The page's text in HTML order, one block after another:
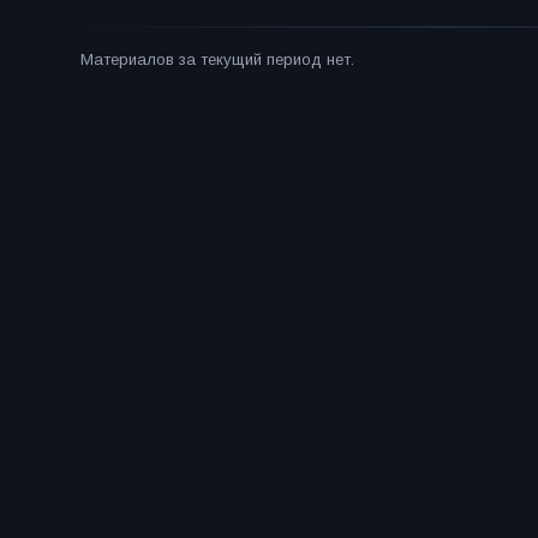
Материалов за текущий период нет.